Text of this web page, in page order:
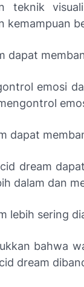
teknik
kemampuan
dapat
emosi
dapat
dream
dalam dan
lebih sering
bahwa
dream